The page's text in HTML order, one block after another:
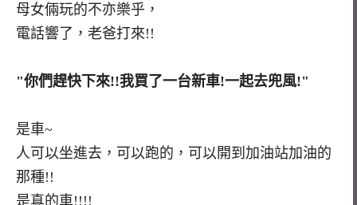
母女倆玩的不亦樂乎，
電話響了，老爸打來!!
"你們趕快下來!!我買了一台新車!一起去兜風!"
是車~
人可以坐進去，可以跑的，可以開到加油站加油的
那種!!
是真的車!!!!